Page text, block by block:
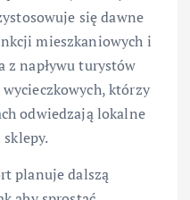
się dawne
mieszkaniowych i
z napływu turystów
którzy
odwiedzają lokalne
planuje dalszą